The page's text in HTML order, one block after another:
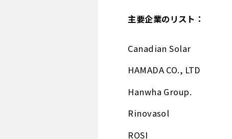
主要企業のリスト：
Canadian Solar
HAMADA CO., LTD
Hanwha Group.
Rinovasol
ROSI